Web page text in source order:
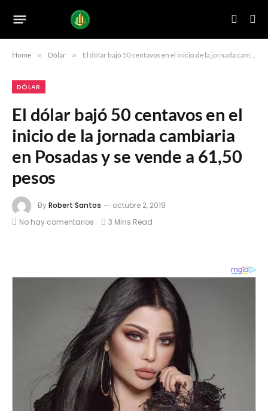
Home » Dólar » El dólar bajó 50 centavos en el inicio de la jornada cambiaria en Posadas y se vende a 61,50 pesos
DÓLAR
El dólar bajó 50 centavos en el
inicio de la jornada cambiaria
en Posadas y se vende a 61,50
pesos
ByRobert Santos
octubre 2, 2019
No hay comentarios
3 Mins Read